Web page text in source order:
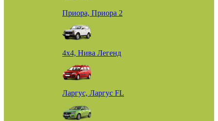
Приора, Приора 2
4х4, Нива Легенд
Ларгус, Ларгус FL